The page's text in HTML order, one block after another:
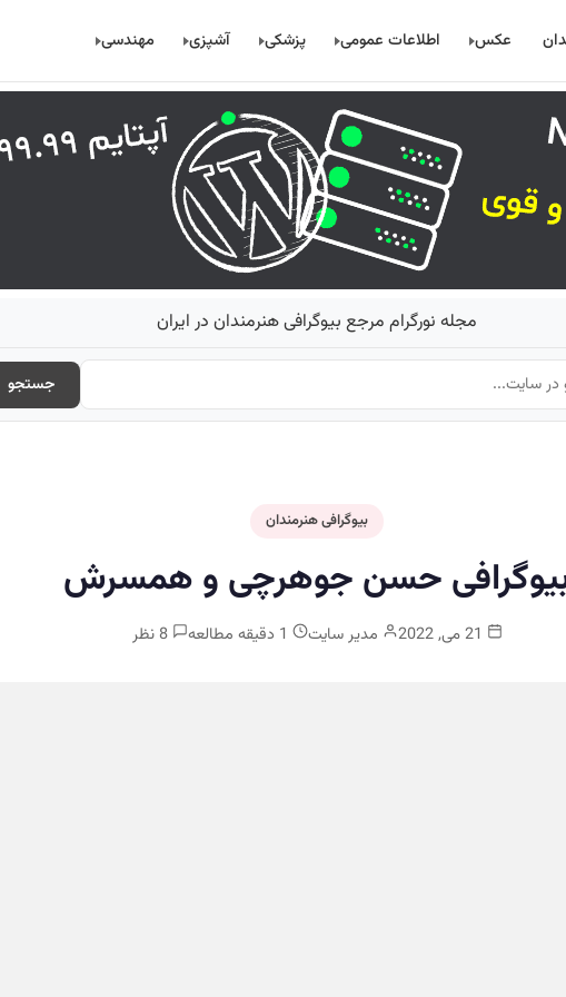
عکس اطلاعات عمومی پزشکی آشپزی مهندسی
مجله نورگرام مرجع بیوگرافی هنرمندان در ایران
جستجو
بیوگرافی هنرمندان
حسن جوهرچی و همسرش
مدیر سایت 8 نظر